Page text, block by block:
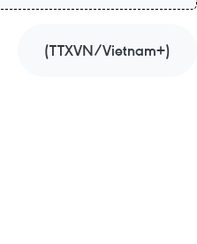
(TTXVN/Vietnam+)